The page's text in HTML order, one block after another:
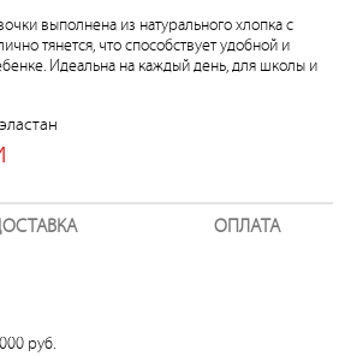
выполнена из натурального хлопка с
тянется, что способствует удобной и
Идеальна на каждый день, для школы и
ОПЛАТА
руб.